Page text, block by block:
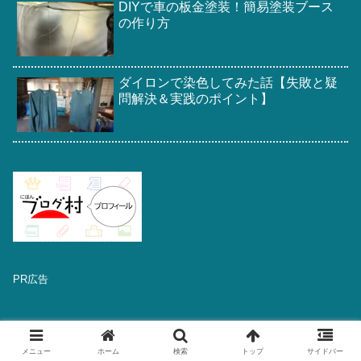
DIYで車の板金塗装！簡易塗装ブース
の作り方
ダイロンで染色してみた話【失敗と疑
問解決＆実践のポイント】
PR広告
メニュー ホーム 検索 トップ サイドバー